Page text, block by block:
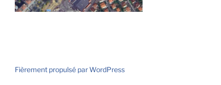
Fièrement propulsé par WordPress